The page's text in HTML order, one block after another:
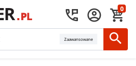
0
Zaawansowane